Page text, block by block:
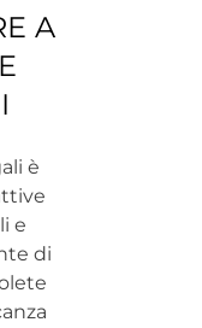
A
è
e
di